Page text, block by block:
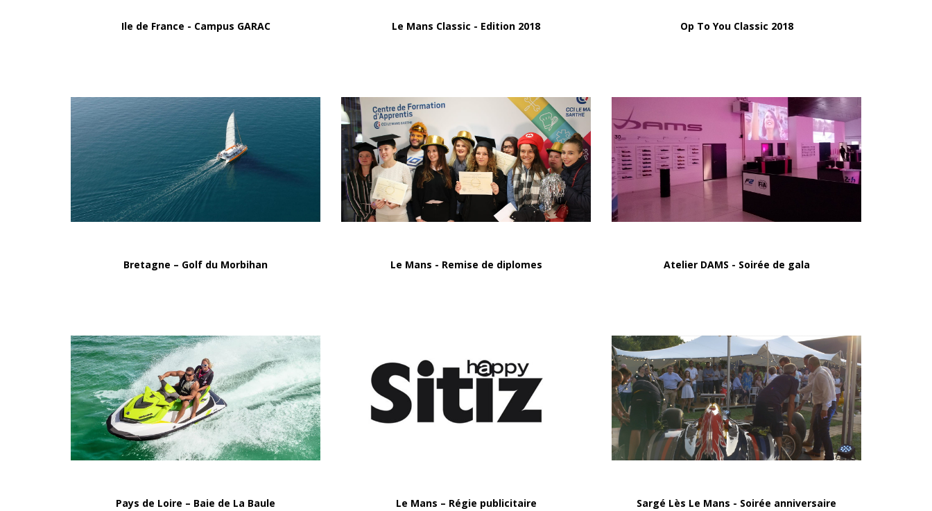
Ile de France - Campus GARAC Le Mans Classic - Edition 2018 Op To You Classic 2018
Bretagne – Golf du Morbihan Le Mans - Remise de diplomes Atelier DAMS - Soirée de gala
Pays de Loire – Baie de La Baule Le Mans – Régie publicitaire Sargé Lès Le Mans - Soirée anniversaire